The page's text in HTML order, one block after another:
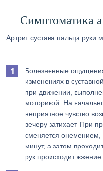
Симптоматика
Артрит сустава пальца руки
Болезненные
изменениях в
при движении,
моторикой. На
неприятное чувство
вечеру затихает. При
сменяется онемением,
минут, а затем
рук происходит